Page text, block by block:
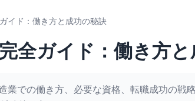
イド：働き方と成功の秘訣
全ガイド：働き方
業での働き方、必要な資格、転職成功の戦